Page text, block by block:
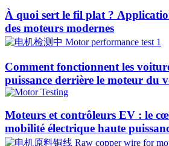
À quoi sert le fil plat ?
des moteurs modernes
Comment fonctionnent les
puissance derrière le moteur du
Moteurs et contrôleurs EV : le
mobilité électrique haute